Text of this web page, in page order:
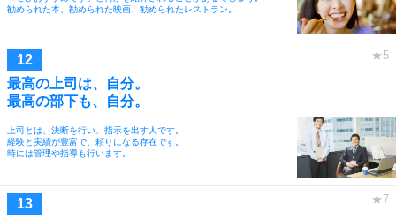
勧められた本、勧められた映画、勧められたレストラン。
最高の上司は、自分。
最高の部下も、自分。
上司とは、決断を行い、指示を出す人です。
経験と実績が豊富で、頼りになる存在です。
時には管理や指導も行います。